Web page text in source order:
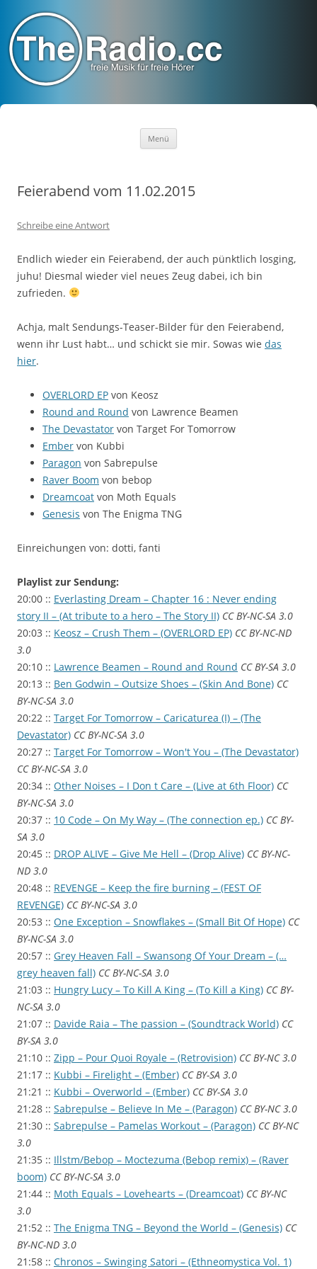
Menü
Feierabend vom 11.02.2015
Schreibe eine Antwort
Endlich wieder ein Feierabend, der auch pünktlich losging,
juhu! Diesmal wieder viel neues Zeug dabei, ich bin
zufrieden.
Achja, malt Sendungs-Teaser-Bilder für den Feierabend,
wenn ihr Lust habt… und schickt sie mir. Sowas wie das
hier.
OVERLORD EP von Keosz
Round and Round von Lawrence Beamen
The Devastator von Target For Tomorrow
Ember von Kubbi
Paragon von Sabrepulse
Raver Boom von bebop
Dreamcoat von Moth Equals
Genesis von The Enigma TNG
Einreichungen von: dotti, fanti
Playlist zur Sendung:
20:00 :: Everlasting Dream – Chapter 16 : Never ending
story II – (At tribute to a hero – The Story II) CC BY-NC-SA 3.0
20:03 :: Keosz – Crush Them – (OVERLORD EP) CC BY-NC-ND
3.0
20:10 :: Lawrence Beamen – Round and Round CC BY-SA 3.0
20:13 :: Ben Godwin – Outsize Shoes – (Skin And Bone) CC
BY-NC-SA 3.0
20:22 :: Target For Tomorrow – Caricaturea (I) – (The
Devastator) CC BY-NC-SA 3.0
20:27 :: Target For Tomorrow – Won't You – (The Devastator)
CC BY-NC-SA 3.0
20:34 :: Other Noises – I Don t Care – (Live at 6th Floor) CC
BY-NC-SA 3.0
20:37 :: 10 Code – On My Way – (The connection ep.) CC BY-
SA 3.0
20:45 :: DROP ALIVE – Give Me Hell – (Drop Alive) CC BY-NC-
ND 3.0
20:48 :: REVENGE – Keep the fire burning – (FEST OF
REVENGE) CC BY-NC-SA 3.0
20:53 :: One Exception – Snowflakes – (Small Bit Of Hope) CC
BY-NC-SA 3.0
20:57 :: Grey Heaven Fall – Swansong Of Your Dream – (…
grey heaven fall) CC BY-NC-SA 3.0
21:03 :: Hungry Lucy – To Kill A King – (To Kill a King) CC BY-
NC-SA 3.0
21:07 :: Davide Raia – The passion – (Soundtrack World) CC
BY-SA 3.0
21:10 :: Zipp – Pour Quoi Royale – (Retrovision) CC BY-NC 3.0
21:17 :: Kubbi – Firelight – (Ember) CC BY-SA 3.0
21:21 :: Kubbi – Overworld – (Ember) CC BY-SA 3.0
21:28 :: Sabrepulse – Believe In Me – (Paragon) CC BY-NC 3.0
21:30 :: Sabrepulse – Pamelas Workout – (Paragon) CC BY-NC
3.0
21:35 :: Illstm/Bebop – Moctezuma (Bebop remix) – (Raver
boom) CC BY-NC-SA 3.0
21:44 :: Moth Equals – Lovehearts – (Dreamcoat) CC BY-NC
3.0
21:52 :: The Enigma TNG – Beyond the World – (Genesis) CC
BY-NC-ND 3.0
21:58 :: Chronos – Swinging Satori – (Ethneomystica Vol. 1)